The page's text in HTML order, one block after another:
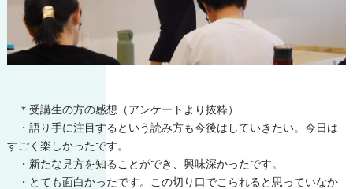
＊受講生の方の感想（アンケートより抜粋）
・語り手に注目するという読み方も今後はしていきたい。今日は
すごく楽しかったです。
・新たな見方を知ることができ、興味深かったです。
・とても面白かったです。この切り口でこられると思っていなか